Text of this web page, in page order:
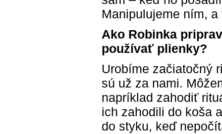
Manipulujeme ním,
Ako Robinka
používať plienky?
Urobíme začiatočný
sú už za nami.
napríklad zahodiť
ich zahodili do koša
do styku, keď